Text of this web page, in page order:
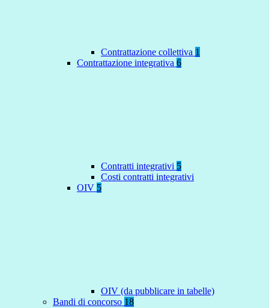
Contrattazione collettiva 1
Contrattazione integrativa 6
Contratti integrativi 5
Costi contratti integrativi
OIV 5
OIV (da pubblicare in tabelle)
Bandi di concorso 18